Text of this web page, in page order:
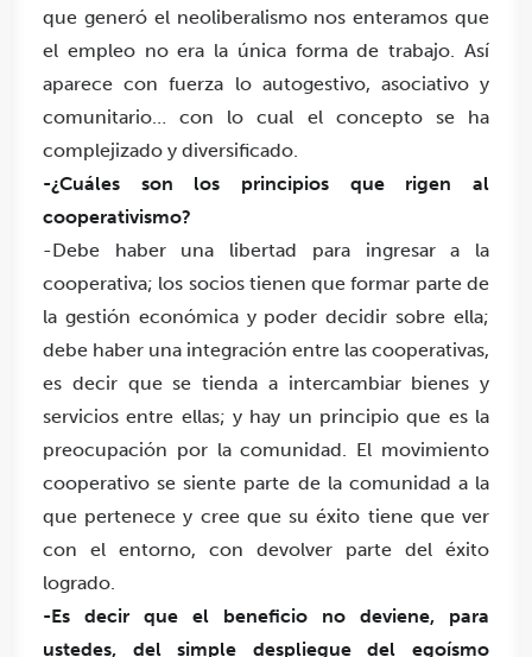
que generó el neoliberalismo nos enteramos que
el empleo no era la única forma de trabajo. Así
aparece con fuerza lo autogestivo, asociativo y
comunitario… con lo cual el concepto se ha
complejizado y diversificado.
-¿Cuáles son los principios que rigen al
cooperativismo?
-Debe haber una libertad para ingresar a la
cooperativa; los socios tienen que formar parte de
la gestión económica y poder decidir sobre ella;
debe haber una integración entre las cooperativas,
es decir que se tienda a intercambiar bienes y
servicios entre ellas; y hay un principio que es la
preocupación por la comunidad. El movimiento
cooperativo se siente parte de la comunidad a la
que pertenece y cree que su éxito tiene que ver
con el entorno, con devolver parte del éxito
logrado.
-Es decir que el beneficio no deviene, para
ustedes, del simple despliegue del egoísmo